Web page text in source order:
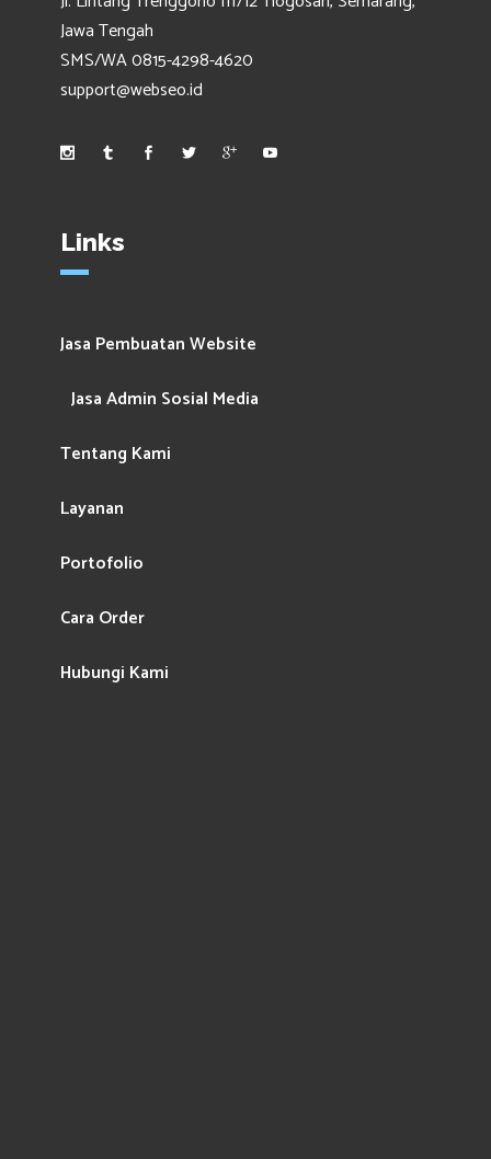
Jawa Tengah
SMS/WA 0815-4298-4620
support@webseo.id
Links
Jasa Pembuatan Website
Jasa Admin Sosial Media
Tentang Kami
Layanan
Portofolio
Cara Order
Hubungi Kami